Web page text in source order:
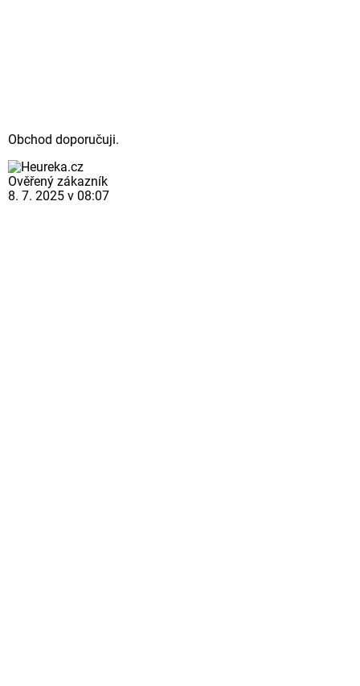
Obchod doporučuji.
Ověřený zákazník
8. 7. 2025 v 08:07